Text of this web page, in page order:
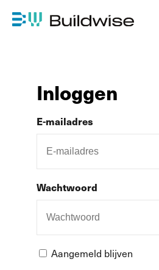
Inloggen
E-mailadres
Wachtwoord
Aangemeld blijven